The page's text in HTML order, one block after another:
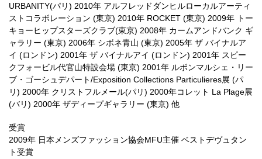
URBANITY(パリ) 2010年 アルフレッドダンヒルローカルアーティ
ストコラボレーション (東京) 2010年 ROCKET (東京) 2009年 トー
キョーヒップスターズクラブ(東京) 2008年 カームアンドバンク ギ
ャラリー (東京) 2006年 シボネ青山 (東京) 2005年 ザ バイナルア
イ (ロンドン) 2001年 ザ バイナルアイ (ロンドン) 2001年 スピー
クフォービル代官山特設会場 (東京) 2001年 ルボンマルシェ・リー
ブ・ゴーシュデパート/Exposition Collections Particulieres展 (パ
リ) 2000年 クリストフルメール(パリ) 2000年コレット La Plage展
(バリ) 2000年 ザディープギャラリー (東京) 他
受賞
2009年 日本メンズファッション協会MFU主催 ベストデヴュタン
ト受賞